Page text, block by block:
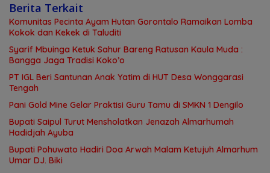
Berita Terkait
Komunitas Pecinta Ayam Hutan Gorontalo Ramaikan Lomba
Kokok dan Kekek di Taluditi
Syarif Mbuinga Ketuk Sahur Bareng Ratusan Kaula Muda :
Bangga Jaga Tradisi Koko’o
PT IGL Beri Santunan Anak Yatim di HUT Desa Wonggarasi
Tengah
Pani Gold Mine Gelar Praktisi Guru Tamu di SMKN 1 Dengilo
Bupati Saipul Turut Mensholatkan Jenazah Almarhumah
Hadidjah Ayuba
Bupati Pohuwato Hadiri Doa Arwah Malam Ketujuh Almarhum
Umar DJ. Biki